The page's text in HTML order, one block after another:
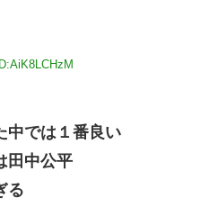
中では１番良い
田中公平
る